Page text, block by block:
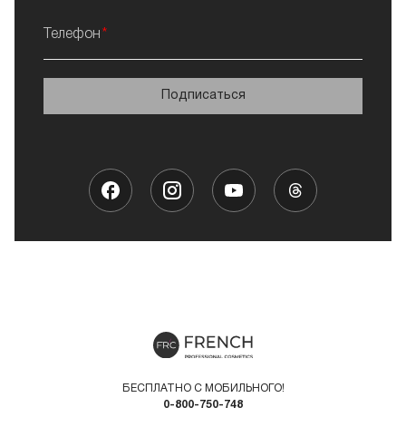
Телефон
Подписаться
БЕСПЛАТНО С МОБИЛЬНОГО!
0-800-750-748